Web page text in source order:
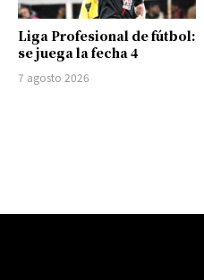
Liga Profesional de fútbol:
se juega la fecha 4
7 agosto 2026